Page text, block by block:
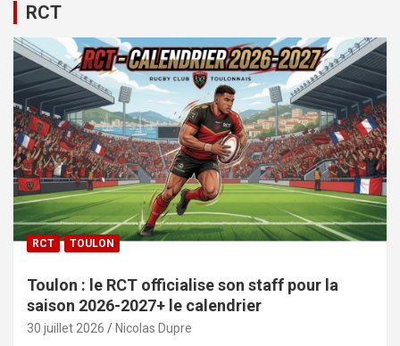
RCT
RCT TOULON
Toulon : le RCT officialise son staff pour la
saison 2026-2027+ le calendrier
30 juillet 2026 Nicolas Dupre